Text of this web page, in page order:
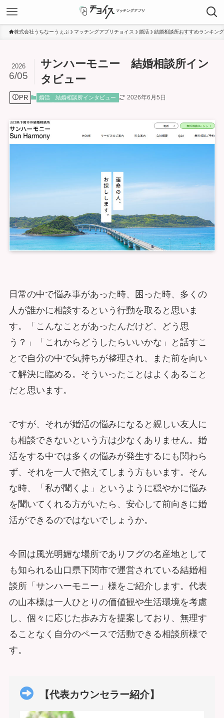
株式会社うちなーうぇぶ マッチングアプリチョイス 婚活 結婚相談所おすすめランキン
サンハーモニー 結婚相談所イン
タビュー
2026
6/05
PR 婚活 結婚相談所インタビュー 2026年6月5日
日常の中で悩み事があった時、困った時、多くの
人が誰かに相談するという行動を取ると思いま
す。「こんなことがあったんだけど、どう思
う？」「これからどうしたらいいかな」と話すこ
とで自分の中で気持ちが整理され、また前を向い
て解決に臨める。そういったことはよくあること
だと思います。
ですが、それが婚活の悩みになると親しい友人に
も相談できないという方は少なくありません。婚
活をする中では多くの悩みが発生するにも関わら
ず、それを一人で抱えてしまう方もいます。そん
な時、「私が聞くよ」というように穏やかに悩み
を聞いてくれる方がいたら、安心して前向きに婚
活ができるのではないでしょうか。
今回は風光明媚な場所でありフグの名産地として
も知られる山口県下関市で運営されている結婚相
談所「サンハーモニー」様をご紹介します。代表
の山本様は一人ひとりの価値観や生活環境を考慮
し、個々に応じた歩み方を提案しており、無理す
ることなく自分のペースで活動できる相談所様で
す。
【代表カウンセラー紹介】